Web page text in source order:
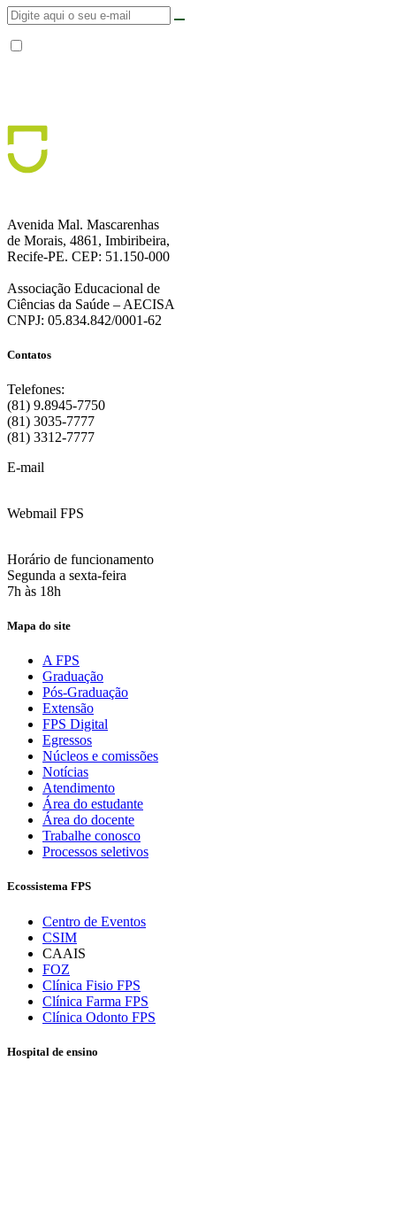
Avenida Mal. Mascarenhas
de Morais, 4861, Imbiribeira,
Recife-PE. CEP: 51.150-000
Associação Educacional de
Ciências da Saúde – AECISA
CNPJ: 05.834.842/0001-62
Contatos
Telefones:
(81) 9.8945-7750
(81) 3035-7777
(81) 3312-7777
E-mail
Webmail FPS
Horário de funcionamento
Segunda a sexta-feira
7h às 18h
Mapa do site
A FPS
Graduação
Pós-Graduação
Extensão
FPS Digital
Egressos
Núcleos e comissões
Notícias
Atendimento
Área do estudante
Área do docente
Trabalhe conosco
Processos seletivos
Ecossistema FPS
Centro de Eventos
CSIM
CAAIS
FOZ
Clínica Fisio FPS
Clínica Farma FPS
Clínica Odonto FPS
Hospital de ensino